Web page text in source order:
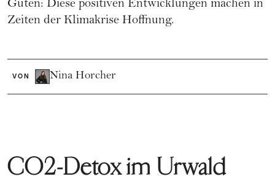
Guten: Diese positiven Entwicklungen machen in
Zeiten der Klimakrise Hoffnung.
VON Nina Horcher
CO2-Detox im Urwald